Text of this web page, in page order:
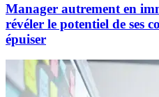
Manager autrement en
révéler le potentiel de ses
épuiser